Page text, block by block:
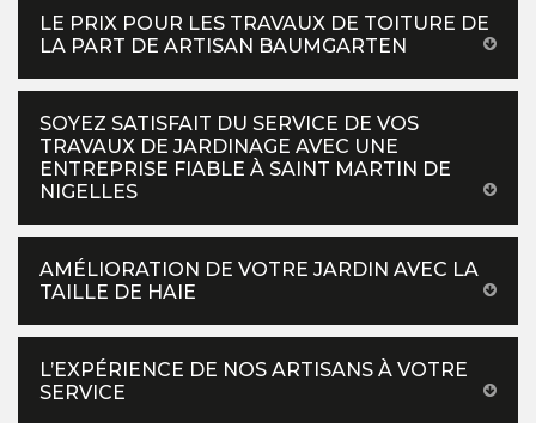
LE PRIX POUR LES TRAVAUX DE TOITURE DE
LA PART DE ARTISAN BAUMGARTEN
SOYEZ SATISFAIT DU SERVICE DE VOS
TRAVAUX DE JARDINAGE AVEC UNE
ENTREPRISE FIABLE À SAINT MARTIN DE
NIGELLES
AMÉLIORATION DE VOTRE JARDIN AVEC LA
TAILLE DE HAIE
L’EXPÉRIENCE DE NOS ARTISANS À VOTRE
SERVICE